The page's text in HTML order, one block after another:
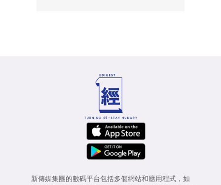
新傳媒集團的數碼平台包括多個網站和應用程式，如